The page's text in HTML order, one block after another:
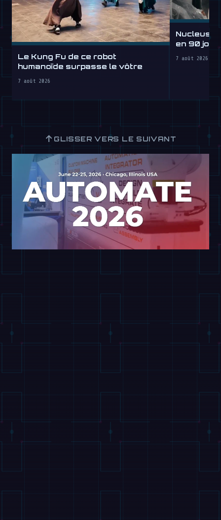
Le Kung Fu de ce robot
humanoïde surpasse le vôtre
7 août 2026
Nucleus
en 90
7 août 2026
↑ GLISSER VERS LE SUIVANT